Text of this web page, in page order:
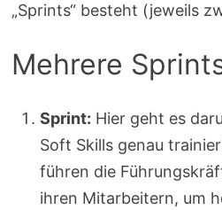
„Sprints“ besteht (jeweils
Mehrere
Sprint: Hier geht es
Soft Skills genau
führen die
ihren Mitarbeitern, um